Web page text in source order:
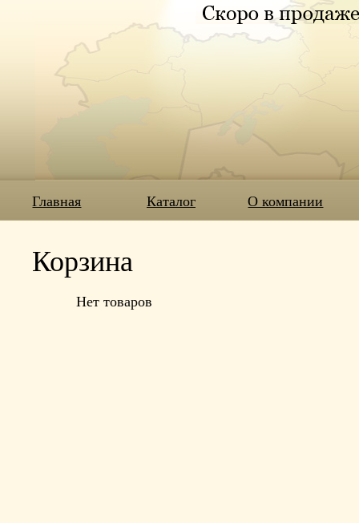
Главная Каталог О компании
Корзина
Нет товаров